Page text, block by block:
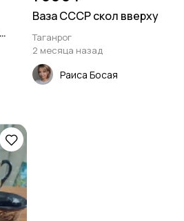
Ваза СССР скол вверху
Таганрог
2 месяца назад
Раиса Босая